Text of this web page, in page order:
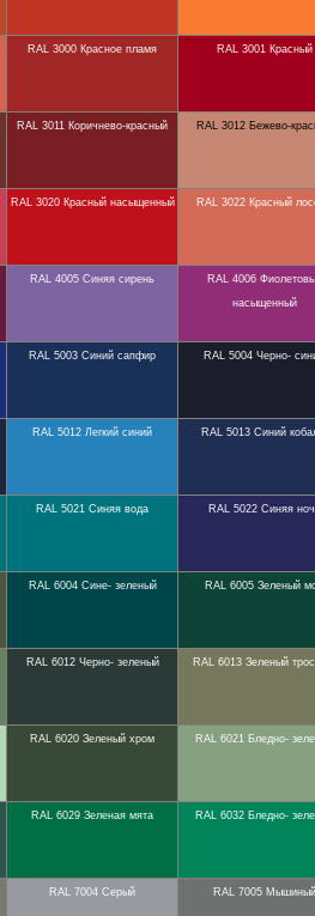
RAL 3000 Красное пламя RAL 3001 Красный
RAL 3011 Коричнево-красный RAL 3012 Бежево-
RAL 3020 Красный насыщенный RAL 3022 Красный
RAL 4005 Синяя сирень
RAL 4006
насыщенный
RAL 5003 Синий сапфир RAL 5004 Черно-
RAL 5012 Легкий синий RAL 5013 Синий
RAL 5021 Синяя вода RAL 5022 Синяя
RAL 6004 Сине- зеленый RAL 6005 Зеленый
RAL 6012 Черно- зеленый RAL 6013 Зеленый
RAL 6020 Зеленый хром RAL 6021 Бледно-
RAL 6029 Зеленая мята RAL 6032 Бледно-
RAL 7004 Серый RAL 7005 Мышиный